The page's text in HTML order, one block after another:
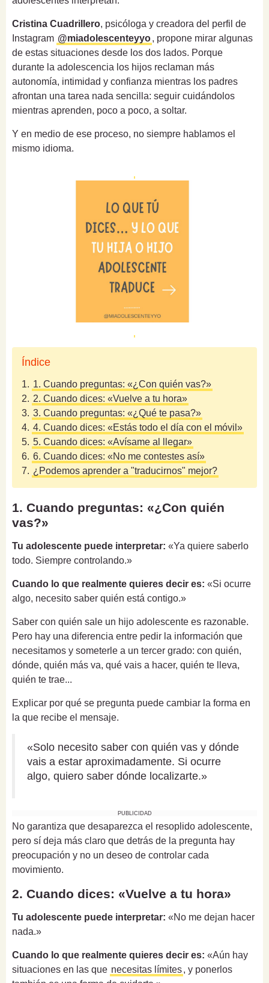
Cristina Cuadrillero, psicóloga y creadora del perfil de
Instagram @miadolescenteyyo, propone mirar algunas
de estas situaciones desde los dos lados. Porque
durante la adolescencia los hijos reclaman más
autonomía, intimidad y confianza mientras los padres
afrontan una tarea nada sencilla: seguir cuidándolos
mientras aprenden, poco a poco, a soltar.
Y en medio de ese proceso, no siempre hablamos el
mismo idioma.
Índice
1. 1. Cuando preguntas: «¿Con quién vas?»
2. 2. Cuando dices: «Vuelve a tu hora»
3. 3. Cuando preguntas: «¿Qué te pasa?»
4. 4. Cuando dices: «Estás todo el día con el móvil»
5. 5. Cuando dices: «Avísame al llegar»
6. 6. Cuando dices: «No me contestes así»
7. ¿Podemos aprender a "traducirnos" mejor?
1. Cuando preguntas: «¿Con quién
vas?»
Tu adolescente puede interpretar: «Ya quiere saberlo
todo. Siempre controlando.»
Cuando lo que realmente quieres decir es: «Si ocurre
algo, necesito saber quién está contigo.»
Saber con quién sale un hijo adolescente es razonable.
Pero hay una diferencia entre pedir la información que
necesitamos y someterle a un tercer grado: con quién,
dónde, quién más va, qué vais a hacer, quién te lleva,
quién te trae...
Explicar por qué se pregunta puede cambiar la forma en
la que recibe el mensaje.
«Solo necesito saber con quién vas y dónde
vais a estar aproximadamente. Si ocurre
algo, quiero saber dónde localizarte.»
PUBLICIDAD
No garantiza que desaparezca el resoplido adolescente,
pero sí deja más claro que detrás de la pregunta hay
preocupación y no un deseo de controlar cada
movimiento.
2. Cuando dices: «Vuelve a tu hora»
Tu adolescente puede interpretar: «No me dejan hacer
nada.»
Cuando lo que realmente quieres decir es: «Aún hay
situaciones en las que necesitas límites, y ponerlos